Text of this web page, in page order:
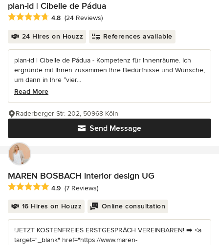
plan-id | Cibelle de Pádua
Average rating: 4.8 out of 5 stars
4.8 (24 Reviews)
24 Hires on Houzz References available
plan-id l Cibelle de Pádua - Kompetenz für Innenräume. Ich
ergründe mit Ihnen zusammen Ihre Bedürfnisse und Wünsche,
um dann in Ihre “vier...
Read More
Send Message
Raderberger Str. 202, 50968 Köln
MAREN BOSBACH interior design UG
Average rating: 4.9 out of 5 stars
4.9 (7 Reviews)
16 Hires on Houzz Online consultation
!JETZT KOSTENFREIES ERSTGESPRÄCH VEREINBAREN! ➡️ <a
target="_blank" href="https://www.maren-